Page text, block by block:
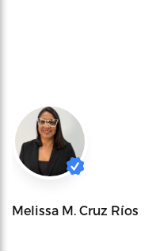
Melissa M. Cruz Ríos